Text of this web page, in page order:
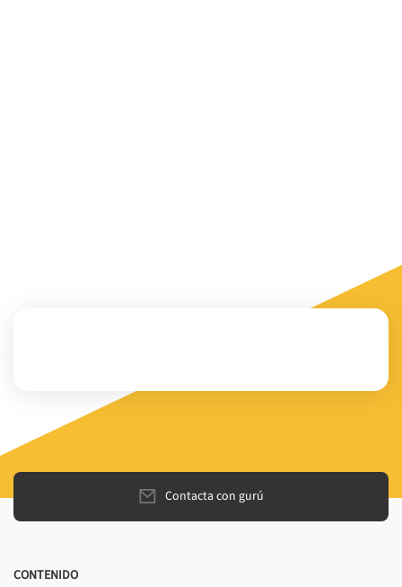
Contacta con gurú
CONTENIDO